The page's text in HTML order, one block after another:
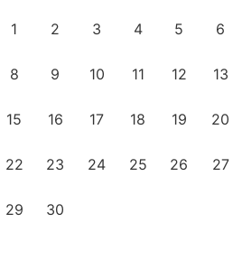
1 2 3 4 5 6
8 9 10 11 12 13
15 16 17 18 19 20
22 23 24 25 26 27
29 30